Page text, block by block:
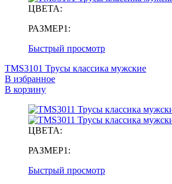
ЦВЕТА:
РАЗМЕР1:
Быстрый просмотр
TMS3101 Трусы классика мужские
В избранное
В корзину
ЦВЕТА:
РАЗМЕР1:
Быстрый просмотр